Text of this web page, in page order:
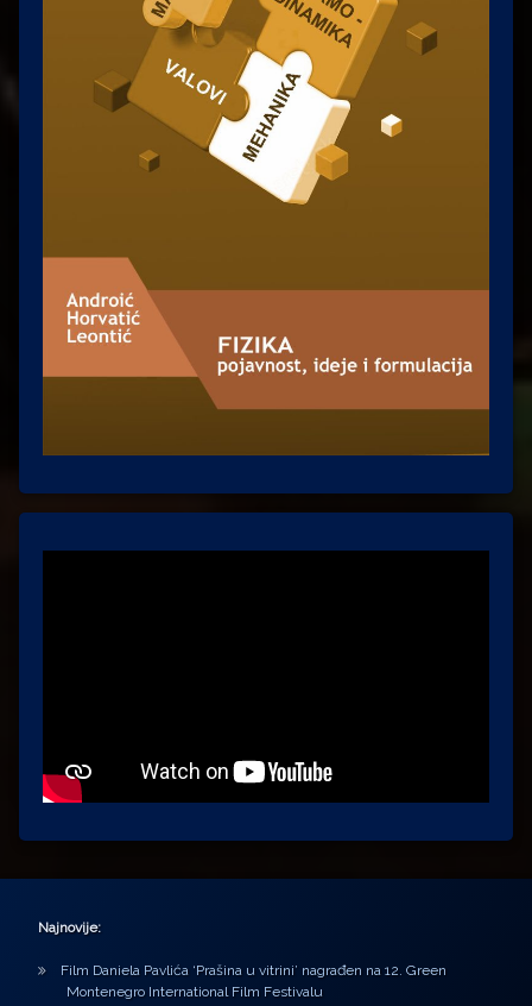
Najnovije:
Film Daniela Pavlića ‘Prašina u vitrini’ nagrađen na 12. Green
Montenegro International Film Festivalu